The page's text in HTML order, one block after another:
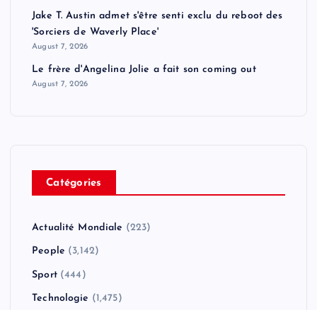
Jake T. Austin admet s'être senti exclu du reboot des
'Sorciers de Waverly Place'
August 7, 2026
Le frère d'Angelina Jolie a fait son coming out
August 7, 2026
Catégories
Actualité Mondiale (223)
People (3,142)
Sport(444)
Technologie (1,475)